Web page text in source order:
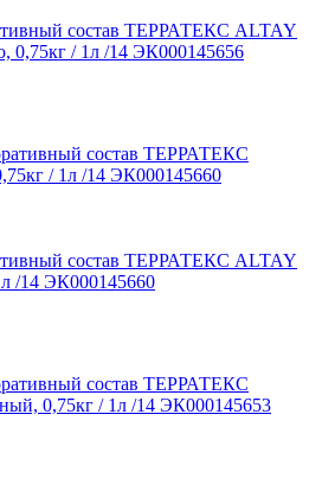
состав ТЕРРАТЕКС ALTAY
0,75кг / 1л /14 ЭК000145656
состав ТЕРРАТЕКС ALTAY
/14 ЭК000145660